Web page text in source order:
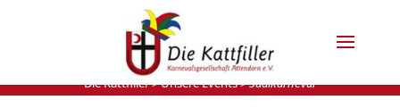
Die Kattfiller>Unsere Events>Saalkarneval